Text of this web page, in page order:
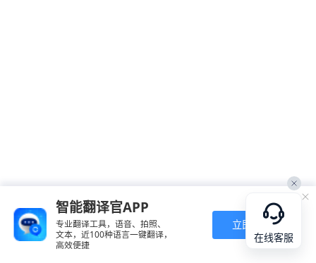
在线客服
智能翻译官APP
专业翻译工具，语音、拍照、
文本，近100种语言一键翻译，
高效便捷
立即下载